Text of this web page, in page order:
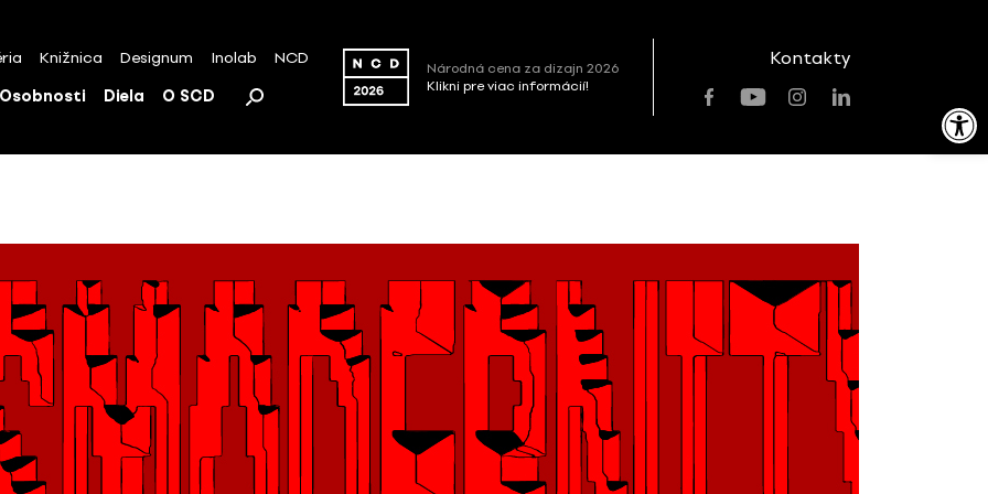
Open toolbar
Knižnica Designum Inolab NCD
Osobnosti Diela O SCD
Národná cena za dizajn 2026
Klikni pre viac informácií!
Kontakty